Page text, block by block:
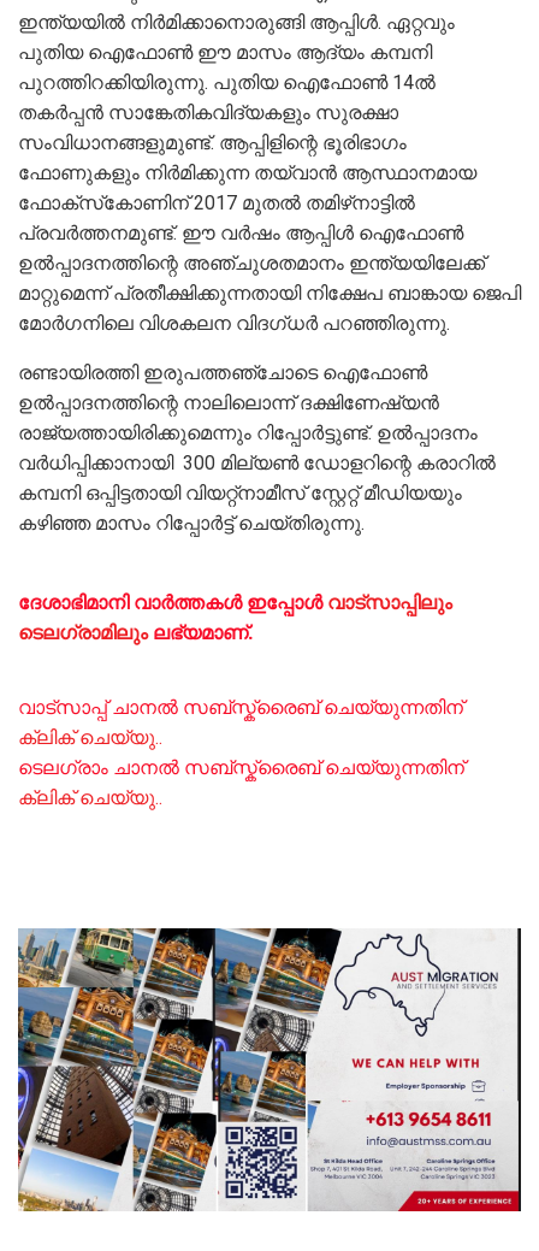
ഇന്ത്യയിൽ നിർമിക്കാനൊരുങ്ങി ആപ്പിൾ. ഏറ്റവും
പുതിയ ഐഫോൺ ഈ മാസം ആദ്യം കമ്പനി
പുറത്തിറക്കിയിരുന്നു. പുതിയ ഐഫോൺ 14ൽ
തകർപ്പൻ സാങ്കേതികവിദ്യകളും സുരക്ഷാ
സംവിധാനങ്ങളുമുണ്ട്‌. ആപ്പിളിന്റെ ഭൂരിഭാഗം
ഫോണുകളും നിർമിക്കുന്ന തയ്‌വാൻ ആസ്ഥാനമായ
ഫോക്‌സ്‌കോണിന് 2017 മുതൽ തമിഴ്‌നാട്ടിൽ
പ്രവർത്തനമുണ്ട്. ഈ വർഷം ആപ്പിൾ ഐഫോൺ
ഉൽപ്പാദനത്തിന്റെ അഞ്ചുശതമാനം ഇന്ത്യയിലേക്ക്
മാറ്റുമെന്ന് പ്രതീക്ഷിക്കുന്നതായി നിക്ഷേപ ബാങ്കായ ജെപി
മോർഗനിലെ വിശകലന വിദഗ്ധ‌ർ പറഞ്ഞിരുന്നു.
രണ്ടായിരത്തി ഇരുപത്തഞ്ചോടെ ഐഫോൺ
ഉൽപ്പാദനത്തിന്റെ നാലിലൊന്ന് ദക്ഷിണേഷ്യൻ
രാജ്യത്തായിരിക്കുമെന്നും റിപ്പോർട്ടുണ്ട്‌. ഉൽപ്പാദനം
വർധിപ്പിക്കാനായി 300 മില്യൺ ഡോളറിന്റെ കരാറിൽ
കമ്പനി ഒപ്പിട്ടതായി വിയറ്റ്നാമീസ് സ്റ്റേറ്റ് മീഡിയയും
കഴിഞ്ഞ മാസം റിപ്പോർട്ട് ചെയ്‌തിരുന്നു.
ദേശാഭിമാനി വാർത്തകൾ ഇപ്പോള്‍ വാട്സാപ്പിലും
ടെലഗ്രാമിലും ലഭ്യമാണ്‌.
വാട്സാപ്പ് ചാനൽ സബ്സ്ക്രൈബ് ചെയ്യുന്നതിന്
ക്ലിക് ചെയ്യു..
ടെലഗ്രാം ചാനൽ സബ്സ്ക്രൈബ് ചെയ്യുന്നതിന്
ക്ലിക് ചെയ്യു..